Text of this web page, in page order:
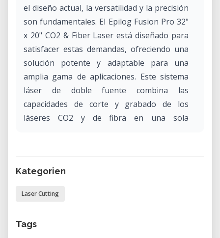
el diseño actual, la versatilidad y la precisión
son fundamentales. El Epilog Fusion Pro 32"
x 20" CO2 & Fiber Laser está diseñado para
satisfacer estas demandas, ofreciendo una
solución potente y adaptable para una
amplia gama de aplicaciones. Este sistema
láser de doble fuente combina las
capacidades de corte y grabado de los
láseres CO2 y de fibra en una sola
Kategorien
Laser Cutting
Tags